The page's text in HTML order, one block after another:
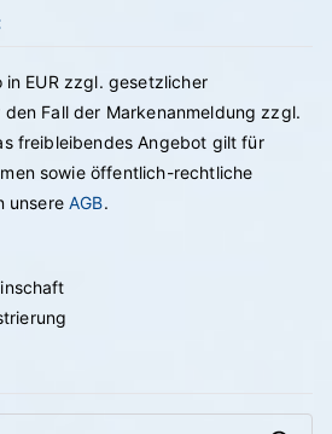
EUR zzgl. gesetzlicher
Fall der Markenanmeldung zzgl.
freibleibendes Angebot gilt für
sowie öffentlich-rechtliche
unsereAGB.